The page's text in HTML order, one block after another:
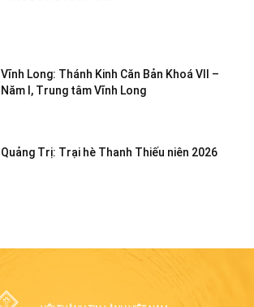
Vĩnh Long: Thánh Kinh Căn Bản Khoá VII –
Năm I, Trung tâm Vĩnh Long
Quảng Trị: Trại hè Thanh Thiếu niên 2026